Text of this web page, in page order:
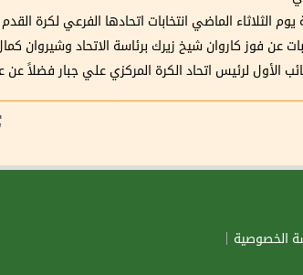
الثلاثاء الماضي انتخابات اتحادها الفرعي لكرة
عن فوز كاروان شيخ زيرك برئاسة الاتحاد
الأول لرئيس اتحاد الكرة المركزي علي جبار فضلاً
الخصوصية